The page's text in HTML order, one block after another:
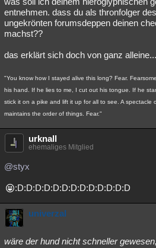
entnehmen. dass du als thronfolger
ungekrönten forumsdeppen deinen
machst??
das erklärt sich doch von ganz
"You know how I stayed alive this long? Fear.
his hand. If he lies to me, I cut out his tongue. If he
stick it on a pike and lift it up for all to see. A spectacle
maintains the order of things. Fear."
urknall
ehemaliges Mitglied
@styx
:D:D:D:D:D:D:D:D:D:D:D:D:D
univerzal
wäre der hund nicht schneller